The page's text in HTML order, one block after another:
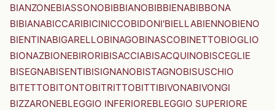
BIANZONEBIASSONOBIBBIANOBIBBIENABIBBONA
BIBIANABICCARIBICINICCOBIDONI'BIELLABIENNOBIENO
BIENTINABIGARELLOBINAGOBINASCOBINETTOBIOGLIO
BIONAZBIONEBIRORIBISACCIABISACQUINOBISCEGLIE
BISEGNABISENTIBISIGNANOBISTAGNOBISUSCHIO
BITETTOBITONTOBITRITTOBITTIBIVONABIVONGI
BIZZARONEBLEGGIO INFERIOREBLEGGIO SUPERIORE